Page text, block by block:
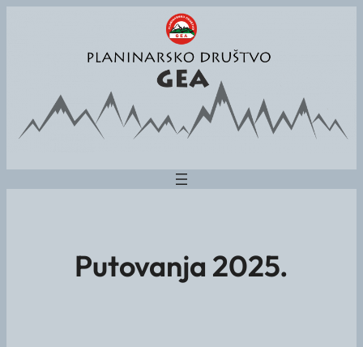
Putovanja 2025.